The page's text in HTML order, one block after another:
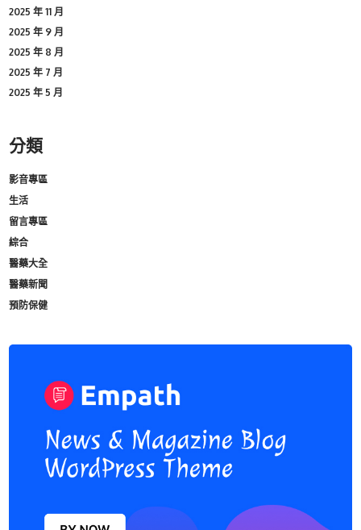
2025 年 11 月
2025 年 9 月
2025 年 8 月
2025 年 7 月
2025 年 5 月
分類
影音專區
生活
留言專區
綜合
醫藥大全
醫藥新聞
預防保健